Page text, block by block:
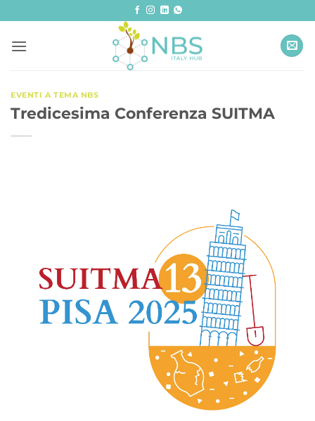
contenuti
EVENTI A TEMA NBS
Tredicesima Conferenza SUITMA